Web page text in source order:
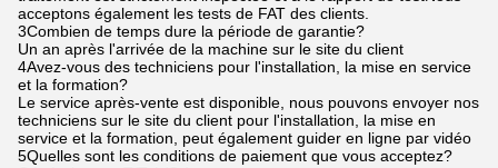
acceptons également les tests de FAT des clients.
3Combien de temps dure la période de garantie?
Un an après l'arrivée de la machine sur le site du client
4Avez-vous des techniciens pour l'installation, la mise en service
et la formation?
Le service après-vente est disponible, nous pouvons envoyer nos
techniciens sur le site du client pour l'installation, la mise en
service et la formation, peut également guider en ligne par vidéo
5Quelles sont les conditions de paiement que vous acceptez?